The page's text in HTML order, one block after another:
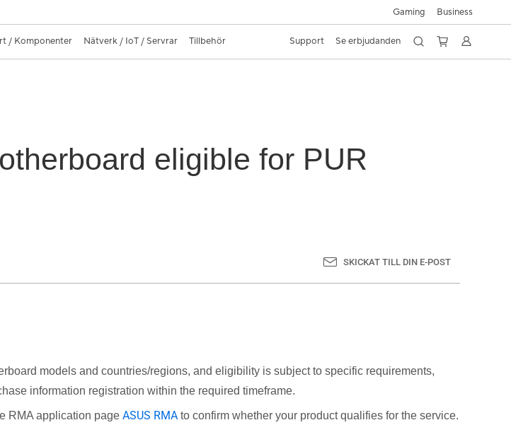
Gaming Business
/ Komponenter Nätverk / IoT / Servrar Tillbehör Support Se erbjudanden
eligible for PUR
SKICKAT TILL DIN E-POST
models and countries/regions, and eligibility is subject to specific requirements,
information registration within the required timeframe.
RMA application page ASUS RMA to confirm whether your product qualifies for the service.